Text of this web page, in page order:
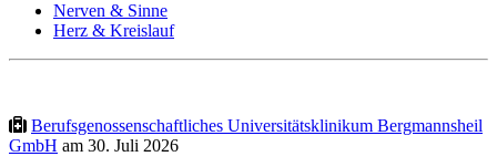
Nerven & Sinne
Herz & Kreislauf
Berufsgenossenschaftliches Universitätsklinikum Bergmannsheil
GmbH am 30. Juli 2026